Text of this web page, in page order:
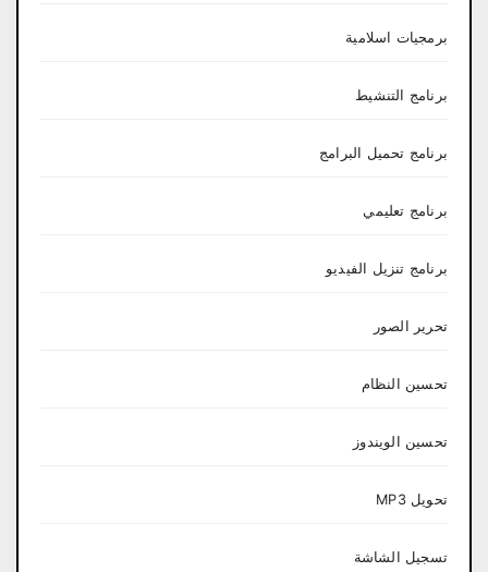
برمجيات اسلامية
برنامج التنشيط
برنامج تحميل البرامج
برنامج تعليمي
برنامج تنزيل الفيديو
تحرير الصور
تحسين النظام
تحسين الويندوز
تحويل MP3
تسجيل الشاشة